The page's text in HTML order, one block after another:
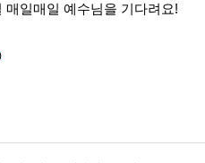
매일매일 예수님을 기다려요!